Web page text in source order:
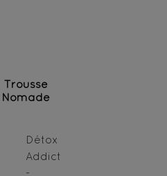
Trousse
Nomade
Détox
Addict
-